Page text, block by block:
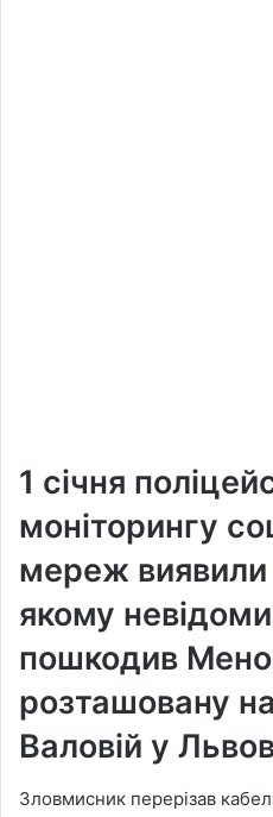
1 січня
моніторингу
мереж виявили
якому
пошкодив
розташовану
Валовій у
Зловмисник перерізав